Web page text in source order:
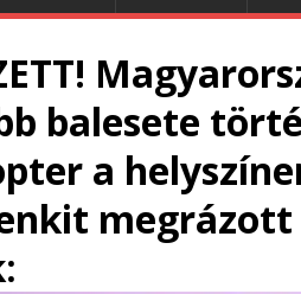
balesete
a
megrázott